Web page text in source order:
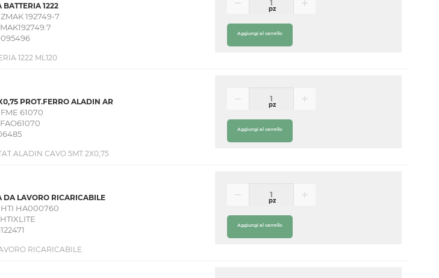
BATTERIA 1222
ZMAK 192749-7
MAK192749.7
1222 ML120
pz
Aggiungi al carrello
PROT.FERRO ALADIN AR
FME 61070
FAO61070
CAVO 5MT 2X0,75
pz
Aggiungi al carrello
DA LAVORO RICARICABILE
HTI HA000760
HTIXLITE
RICARICABILE
pz
Aggiungi al carrello